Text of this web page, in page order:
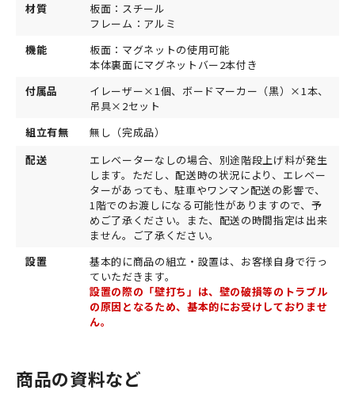
材質
板面：スチール
フレーム：アルミ
機能
板面：マグネットの使用可能
本体裏面にマグネットバー2本付き
付属品
イレーザー×1個、ボードマーカー（黒）×1本、
吊具×2セット
組立有無
無し（完成品）
配送
エレベーターなしの場合、別途階段上げ料が発生
します。ただし、配送時の状況により、エレベー
ターがあっても、駐車やワンマン配送の影響で、
1階でのお渡しになる可能性がありますので、予
めご了承ください。また、配送の時間指定は出来
ません。ご了承ください。
設置
基本的に商品の組立・設置は、お客様自身で行っ
ていただきます。
設置の際の「壁打ち」は、壁の破損等のトラブル
の原因となるため、基本的にお受けしておりませ
ん。
商品の資料など